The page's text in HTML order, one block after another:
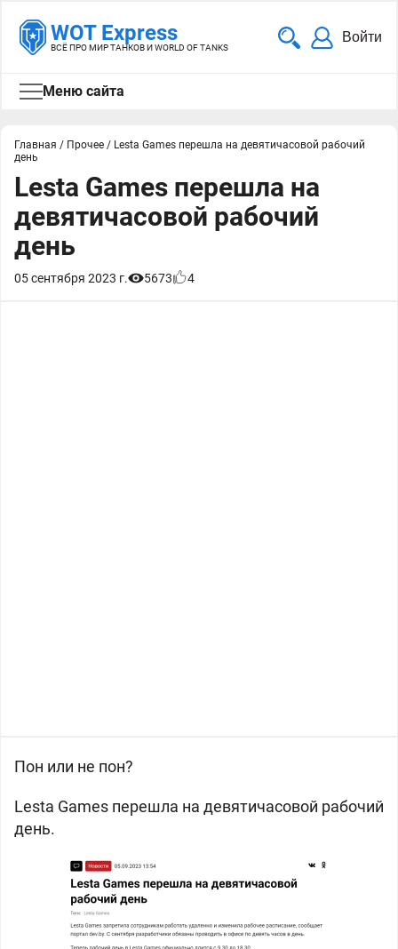
WOT Express
ВСЁ ПРО МИР ТАНКОВ И WORLD OF TANKS
Войти
Меню сайта
Главная / Прочее / Lesta Games перешла на девятичасовой рабочий
день
Lesta Games перешла на
девятичасовой рабочий
день
05 сентября 2023 г. 5673 4
Пон или не пон?
Lesta Games перешла на девятичасовой рабочий
день.